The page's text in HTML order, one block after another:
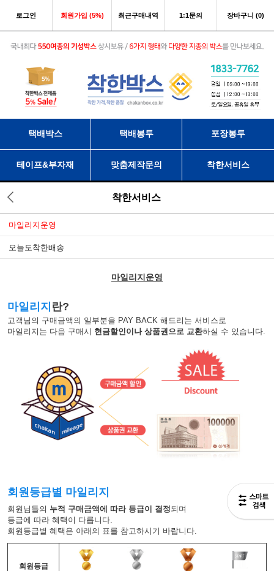
로그인 회원가입 (5%) 최근구매내역 1:1문의 장바구니 (0)
택배박스 택배봉투 포장봉투
테이프&부자재 맞춤제작문의 착한서비스
착한서비스
마일리지운영
오늘도착한배송
마일리지운영
마일리지 란?
고객님의 구매금액의 일부분을 PAY BACK 해드리는 서비스로
마일리지는 다음 구매시 현금할인이나 상품권으로 교환하실 수 있습니다.
회원등급별 마일리지
회원님들의 누적 구매금액에 따라 등급이 결정되며
등급에 따라 혜택이 다릅니다.
회원등급별 혜택은 아래의 표를 참고하시기 바랍니다.
회원등급